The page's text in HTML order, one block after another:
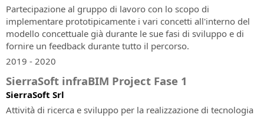
Partecipazione al gruppo di lavoro con lo scopo di
implementare prototipicamente i vari concetti all'interno del
modello concettuale già durante le sue fasi di sviluppo e di
fornire un feedback durante tutto il percorso.
2019 - 2020
SierraSoft infraBIM Project Fase 1
SierraSoft Srl
Attività di ricerca e sviluppo per la realizzazione di tecnologia